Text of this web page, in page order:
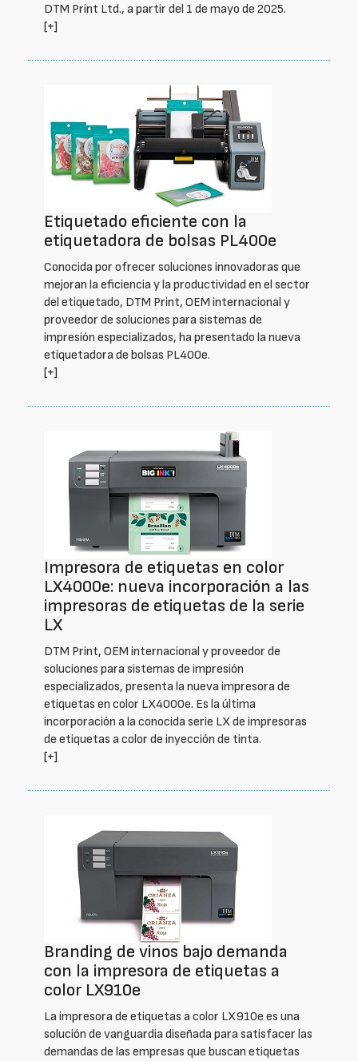
DTM Print Ltd., a partir del 1 de mayo de 2025.
[+]
Etiquetado eficiente con la
etiquetadora de bolsas PL400e
Conocida por ofrecer soluciones innovadoras que
mejoran la eficiencia y la productividad en el sector
del etiquetado, DTM Print, OEM internacional y
proveedor de soluciones para sistemas de
impresión especializados, ha presentado la nueva
etiquetadora de bolsas PL400e.
[+]
Impresora de etiquetas en color
LX4000e: nueva incorporación a las
impresoras de etiquetas de la serie
LX
DTM Print, OEM internacional y proveedor de
soluciones para sistemas de impresión
especializados, presenta la nueva impresora de
etiquetas en color LX4000e. Es la última
incorporación a la conocida serie LX de impresoras
de etiquetas a color de inyección de tinta.
[+]
Branding de vinos bajo demanda
con la impresora de etiquetas a
color LX910e
La impresora de etiquetas a color LX910e es una
solución de vanguardia diseñada para satisfacer las
demandas de las empresas que buscan etiquetas